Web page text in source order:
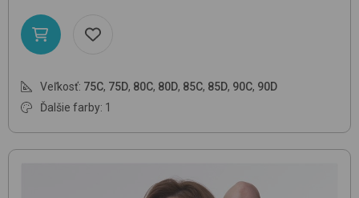
Veľkosť: 75C, 75D, 80C, 80D, 85C, 85D, 90C, 90D
Ďalšie farby: 1